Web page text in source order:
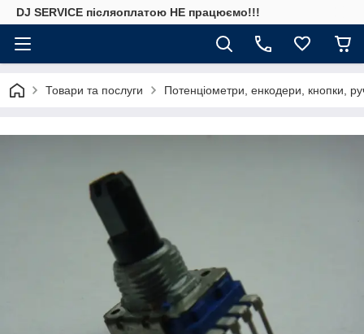
DJ SERVICE пiсляоплатою НЕ працюємо!!!
Товари та послуги Потенціометри, енкодери, кнопки,